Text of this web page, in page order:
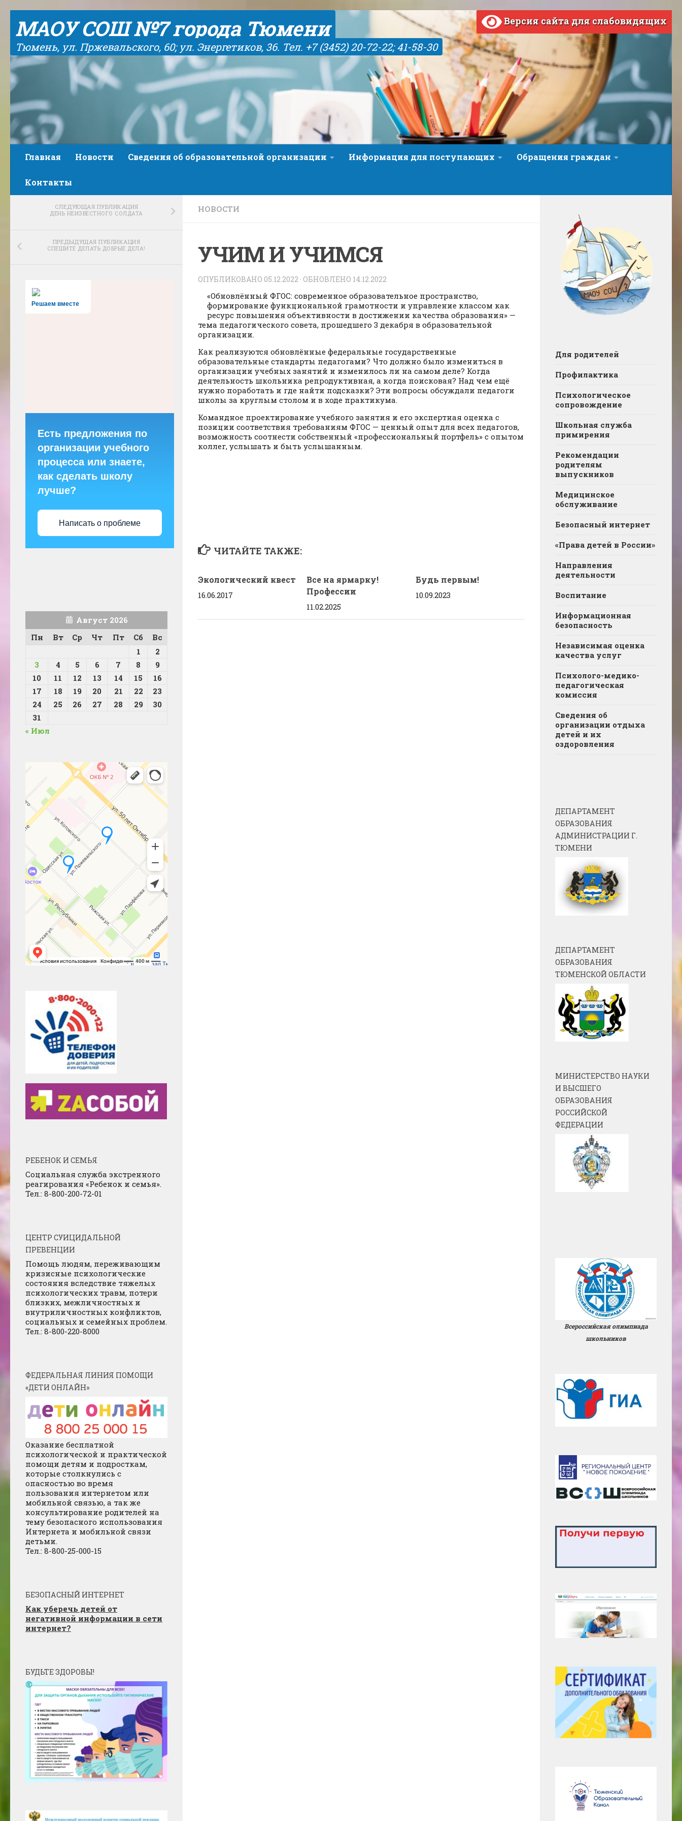
МАОУ СОШ №7 города Тюмени
Тюмень, ул. Пржевальского, 60; ул. Энергетиков, 36. Тел. +7 (3452) 20-72-22; 41-58-30
Версия сайта для слабовидящих
Главная Новости Сведения об образовательной организации Информация для поступающих Обращения граждан
Контакты
НОВОСТИ
УЧИМ И УЧИМСЯ
ОПУБЛИКОВАНО 05.12.2022 · ОБНОВЛЕНО 14.12.2022
«Обновлённый ФГОС: современное образовательное пространство,
формирование функциональной грамотности и управление классом как
ресурс повышения объективности в достижении качества образования» —
тема педагогического совета, прошедшего 3 декабря в образовательной
организации.
Как реализуются обновлённые федеральные государственные
образовательные стандарты педагогами? Что должно было измениться в
организации учебных занятий и изменилось ли на самом деле? Когда
деятельность школьника репродуктивная, а когда поисковая? Над чем ещё
нужно поработать и где найти подсказки? Эти вопросы обсуждали педагоги
школы за круглым столом и в ходе практикума.
Командное проектирование учебного занятия и его экспертная оценка с
позиции соответствия требованиям ФГОС — ценный опыт для всех педагогов,
возможность соотнести собственный «профессиональный портфель» с опытом
коллег, услышать и быть услышанным.
ЧИТАЙТЕ ТАКЖЕ:
Экологический квест
16.06.2017
Все на ярмарку!
Профессии
11.02.2025
Будь первым!
10.09.2023
СЛЕДУЮЩАЯ ПУБЛИКАЦИЯ
ДЕНЬ НЕИЗВЕСТНОГО СОЛДАТА
ПРЕДЫДУЩАЯ ПУБЛИКАЦИЯ
СПЕШИТЕ ДЕЛАТЬ ДОБРЫЕ ДЕЛА!
Решаем вместе
Есть предложения по
организации учебного
процесса или знаете,
как сделать школу
лучше?
Написать о проблеме
Август 2026
Пн
Вт Ср Чт Пт Сб
Вс
1
2
3
4 5 6 7 8
9
10
11 12 13 14 15
16
17
18 19 20 21 22
23
24
25 26 27 28 29
30
31
« Июл
РЕБЕНОК И СЕМЬЯ
Социальная служба экстренного
реагирования «Ребенок и семья».
Тел.: 8-800-200-72-01
ЦЕНТР СУИЦИДАЛЬНОЙ
ПРЕВЕНЦИИ
Помощь людям, переживающим
кризисные психологические
состояния вследствие тяжелых
психологических травм, потери
близких, межличностных и
внутриличностных конфликтов,
социальных и семейных проблем.
Тел.: 8-800-220-8000
ФЕДЕРАЛЬНАЯ ЛИНИЯ ПОМОЩИ
«ДЕТИ ОНЛАЙН»
Оказание бесплатной
психологической и практической
помощи детям и подросткам,
которые столкнулись с
опасностью во время
пользования интернетом или
мобильной связью, а так же
консультирование родителей на
тему безопасного использования
Интернета и мобильной связи
детьми.
Тел.: 8-800-25-000-15
БЕЗОПАСНЫЙ ИНТЕРНЕТ
Как уберечь детей от
негативной информации в сети
интернет?
БУДЬТЕ ЗДОРОВЫ!
Для родителей
Профилактика
Психологическое
сопровождение
Школьная служба
примирения
Рекомендации
родителям
выпускников
Медицинское
обслуживание
Безопасный интернет
«Права детей в России»
Направления
деятельности
Воспитание
Информационная
безопасность
Независимая оценка
качества услуг
Психолого-медико-
педагогическая
комиссия
Сведения об
организации отдыха
детей и их
оздоровления
ДЕПАРТАМЕНТ
ОБРАЗОВАНИЯ
АДМИНИСТРАЦИИ Г.
ТЮМЕНИ
ДЕПАРТАМЕНТ
ОБРАЗОВАНИЯ
ТЮМЕНСКОЙ ОБЛАСТИ
МИНИСТЕРСТВО НАУКИ
И ВЫСШЕГО
ОБРАЗОВАНИЯ
РОССИЙСКОЙ
ФЕДЕРАЦИИ
Всероссийская олимпиада
школьников